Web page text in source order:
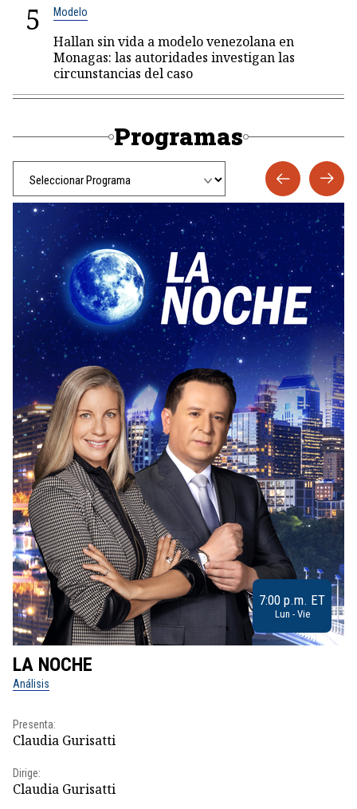
5 Modelo
Hallan sin vida a modelo venezolana en
Monagas: las autoridades investigan las
circunstancias del caso
Programas
7:00 p.m. ET
Lun - Vie
LA NOCHE
Análisis
Presenta:
Claudia Gurisatti
Dirige:
Claudia Gurisatti